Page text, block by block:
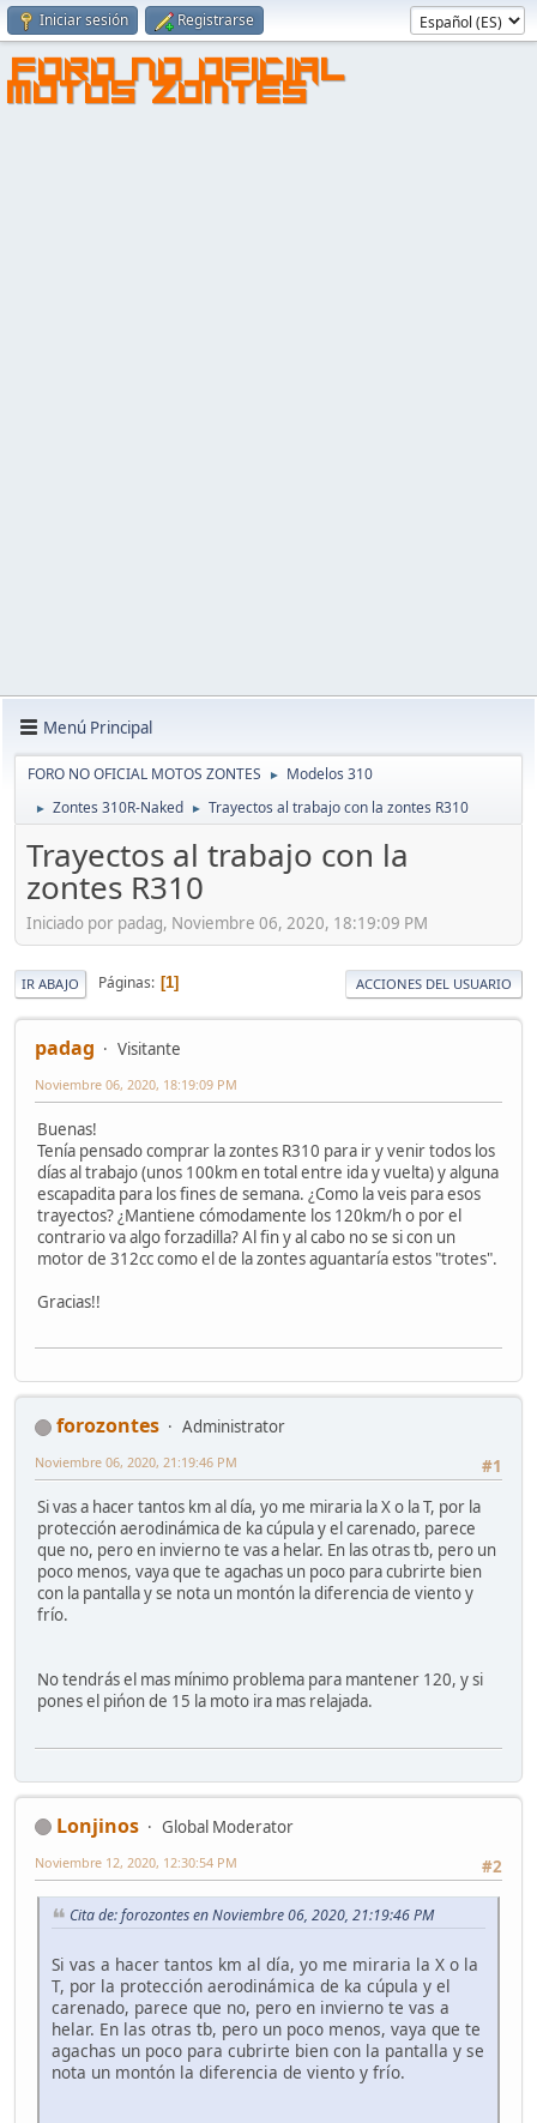
Iniciar sesión Registrarse
FORO NO OFICIAL
MOTOS ZONTES
Menú Principal
FORO NO OFICIAL MOTOS ZONTES ► Modelos 310
► Zontes 310R-Naked ► Trayectos al trabajo con la zontes R310
Trayectos al trabajo con la
zontes R310
Iniciado por padag, Noviembre 06, 2020, 18:19:09 PM
IR ABAJO Páginas 1 ACCIONES DEL USUARIO
padag Visitante
Noviembre 06, 2020, 18:19:09 PM
Buenas!
Tenía pensado comprar la zontes R310 para ir y venir todos los
días al trabajo (unos 100km en total entre ida y vuelta) y alguna
escapadita para los fines de semana. ¿Como la veis para esos
trayectos? ¿Mantiene cómodamente los 120km/h o por el
contrario va algo forzadilla? Al fin y al cabo no se si con un
motor de 312cc como el de la zontes aguantaría estos "trotes".
Gracias!!
forozontes
Administrator
#1
Noviembre 06, 2020, 21:19:46 PM
Si vas a hacer tantos km al día, yo me miraria la X o la T, por la
protección aerodinámica de ka cúpula y el carenado, parece
que no, pero en invierno te vas a helar. En las otras tb, pero un
poco menos, vaya que te agachas un poco para cubrirte bien
con la pantalla y se nota un montón la diferencia de viento y
frío.
No tendrás el mas mínimo problema para mantener 120, y si
pones el pińon de 15 la moto ira mas relajada.
Lonjinos
Global Moderator
#2
Noviembre 12, 2020, 12:30:54 PM
Cita de: forozontes en Noviembre 06, 2020, 21:19:46 PM
Si vas a hacer tantos km al día, yo me miraria la X o la
T, por la protección aerodinámica de ka cúpula y el
carenado, parece que no, pero en invierno te vas a
helar. En las otras tb, pero un poco menos, vaya que te
agachas un poco para cubrirte bien con la pantalla y se
nota un montón la diferencia de viento y frío.